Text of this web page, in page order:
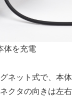
体を充電
ネット式で、本体
クタの向きは左右